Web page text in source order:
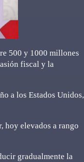
500 y 1000 millones
fiscal y la
a los Estados Unidos,
hoy elevados a rango
gradualmente la